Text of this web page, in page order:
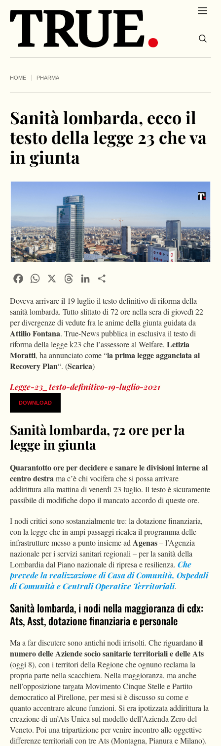
HOME PHARMA
Sanità lombarda, ecco il
testo della legge 23 che va
in giunta
FacebookWhatsApp ThreadsLinkedIn
Doveva arrivare il 19 luglio il testo definitivo di riforma della
sanità lombarda. Tutto slittato di 72 ore nella sera di giovedì 22
per divergenze di vedute fra le anime della giunta guidata da
Attilio Fontana. True-News pubblica in esclusiva il testo di
riforma della legge k23 che l’assessore al Welfare, Letizia
Moratti, ha annunciato come “la prima legge agganciata al
Recovery Plan“. (Scarica)
Legge-23_testo-definitivo-19-luglio-2021
DOWNLOAD
Sanità lombarda, 72 ore per la
legge in giunta
Quarantotto ore per decidere e sanare le divisioni interne al
centro destra ma c’è chi vocifera che si possa arrivare
addirittura alla mattina di venerdì 23 luglio. Il testo è sicuramente
passibile di modifiche dopo il mancato accordo di queste ore.
I nodi critici sono sostanzialmente tre: la dotazione finanziaria,
con la legge che in ampi passaggi ricalca il programma delle
infrastrutture messo a punto insieme ad Agenas– l’Agenzia
nazionale per i servizi sanitari regionali – per la sanità della
Lombardia dal Piano nazionale di ripresa e resilienza. Che
prevede la realizzazione di Casa di Comunità, Ospedali
di Comunità e Centrali Operative Territoriali.
Sanità lombarda, i nodi nella maggioranza di cdx:
Ats, Asst, dotazione finanziaria e personale
Ma a far discutere sono antichi nodi irrisolti. Che riguardanoil
numero delle Aziende socio sanitarie territoriali e delle Ats
(oggi 8), con i territori della Regione che ognuno reclama la
propria parte nella scacchiera. Nella maggioranza, ma anche
nell’opposizione targata Movimento Cinque Stelle e Partito
democratico al Pirellone, per mesi si è discusso su come e
quanto accentrare alcune funzioni. Si era ipotizzata addirittura la
creazione di un’Ats Unica sul modello dell’Azienda Zero del
Veneto. Poi una tripartizione per venire incontro alle oggettive
differenze territoriali con tre Ats (Montagna, Pianura e Milano).